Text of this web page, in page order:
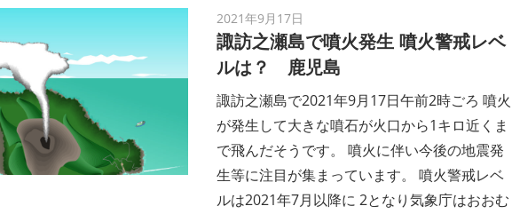
2021年9月17日
諏訪之瀬島で噴火発生 噴火警戒レベ
ルは？ 鹿児島
諏訪之瀬島で2021年9月17日午前2時ごろ 噴火
が発生して大きな噴石が火口から1キロ近くま
で飛んだそうです。 噴火に伴い今後の地震発
生等に注目が集まっています。 噴火警戒レベ
ルは2021年7月以降に 2となり気象庁はおおむ